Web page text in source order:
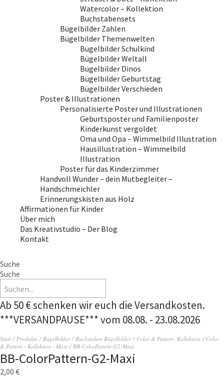
Watercolor – Kollektion
Buchstabensets
Bügelbilder Zahlen
Bügelbilder Themenwelten
Bügelbilder Schulkind
Bügelbilder Weltall
Bügelbilder Dinos
Bügelbilder Geburtstag
Bügelbilder Verschieden
Poster & Illustrationen
Personalisierte Poster und Illustrationen
Geburtsposter und Familienposter
Kinderkunst vergoldet
Oma und Opa – Wimmelbild Illustration
Hausillustration – Wimmelbild
Illustration
Poster für das Kinderzimmer
Handvoll Wunder – dein Mutbegleiter –
Handschmeichler
Erinnerungskisten aus Holz
Affirmationen für Kinder
Über mich
Das Kreativstudio – Der Blog
Kontakt
Suche
Suche
Ab 50 € schenken wir euch die Versandkosten.
***VERSANDPAUSE*** vom 08.08. - 23.08.2026
Start / Produkte / Bügelbilder/ Buchstaben Bügelbilder/ Color & Pattern- Kollektion / Color
& Pattern - Kollektion - Maxi / BB-ColorPattern-G2-Maxi
BB-ColorPattern-G2-Maxi
2,00 €